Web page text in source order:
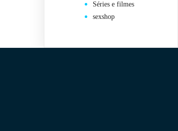
Séries e filmes
sexshop